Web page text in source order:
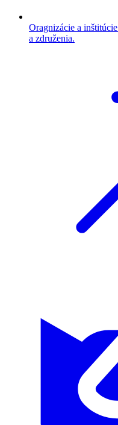
Oragnizácie a inštitúcie
a združenia.